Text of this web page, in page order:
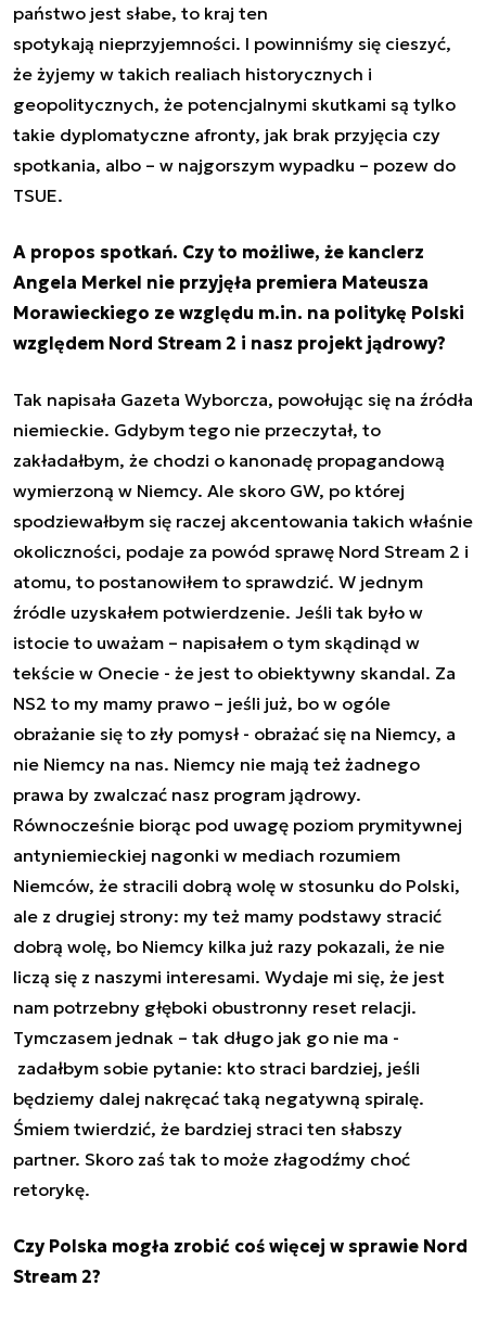
państwo jest słabe, to kraj ten
spotykają nieprzyjemności. I powinniśmy się cieszyć,
że żyjemy w takich realiach historycznych i
geopolitycznych, że potencjalnymi skutkami są tylko
takie dyplomatyczne afronty, jak brak przyjęcia czy
spotkania, albo – w najgorszym wypadku – pozew do
TSUE.
A propos spotkań. Czy to możliwe, że kanclerz
Angela Merkel nie przyjęła premiera Mateusza
Morawieckiego ze względu m.in. na politykę Polski
względem Nord Stream 2 i nasz projekt jądrowy?
Tak napisała Gazeta Wyborcza, powołując się na źródła
niemieckie. Gdybym tego nie przeczytał, to
zakładałbym, że chodzi o kanonadę propagandową
wymierzoną w Niemcy. Ale skoro GW, po której
spodziewałbym się raczej akcentowania takich właśnie
okoliczności, podaje za powód sprawę Nord Stream 2 i
atomu, to postanowiłem to sprawdzić. W jednym
źródle uzyskałem potwierdzenie. Jeśli tak było w
istocie to uważam – napisałem o tym skądinąd w
tekście w Onecie - że jest to obiektywny skandal. Za
NS2 to my mamy prawo – jeśli już, bo w ogóle
obrażanie się to zły pomysł - obrażać się na Niemcy, a
nie Niemcy na nas. Niemcy nie mają też żadnego
prawa by zwalczać nasz program jądrowy.
Równocześnie biorąc pod uwagę poziom prymitywnej
antyniemieckiej nagonki w mediach rozumiem
Niemców, że stracili dobrą wolę w stosunku do Polski,
ale z drugiej strony: my też mamy podstawy stracić
dobrą wolę, bo Niemcy kilka już razy pokazali, że nie
liczą się z naszymi interesami. Wydaje mi się, że jest
nam potrzebny głęboki obustronny reset relacji.
Tymczasem jednak – tak długo jak go nie ma -
zadałbym sobie pytanie: kto straci bardziej, jeśli
będziemy dalej nakręcać taką negatywną spiralę.
Śmiem twierdzić, że bardziej straci ten słabszy
partner. Skoro zaś tak to może złagodźmy choć
retorykę.
Czy Polska mogła zrobić coś więcej w sprawie Nord
Stream 2?